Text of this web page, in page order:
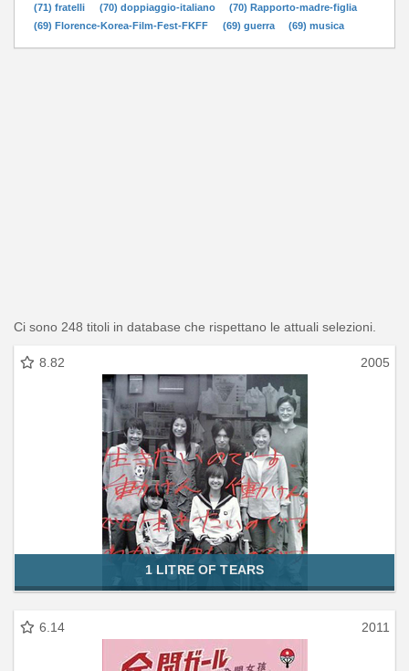
(71) fratelli
(70) doppiaggio-italiano
(70) Rapporto-madre-figlia
(69) Florence-Korea-Film-Fest-FKFF
(69) guerra (69) musica
Ci sono 248 titoli in database che rispettano le attuali selezioni.
8.82 2005
1 LITRE OF TEARS
6.14 2011